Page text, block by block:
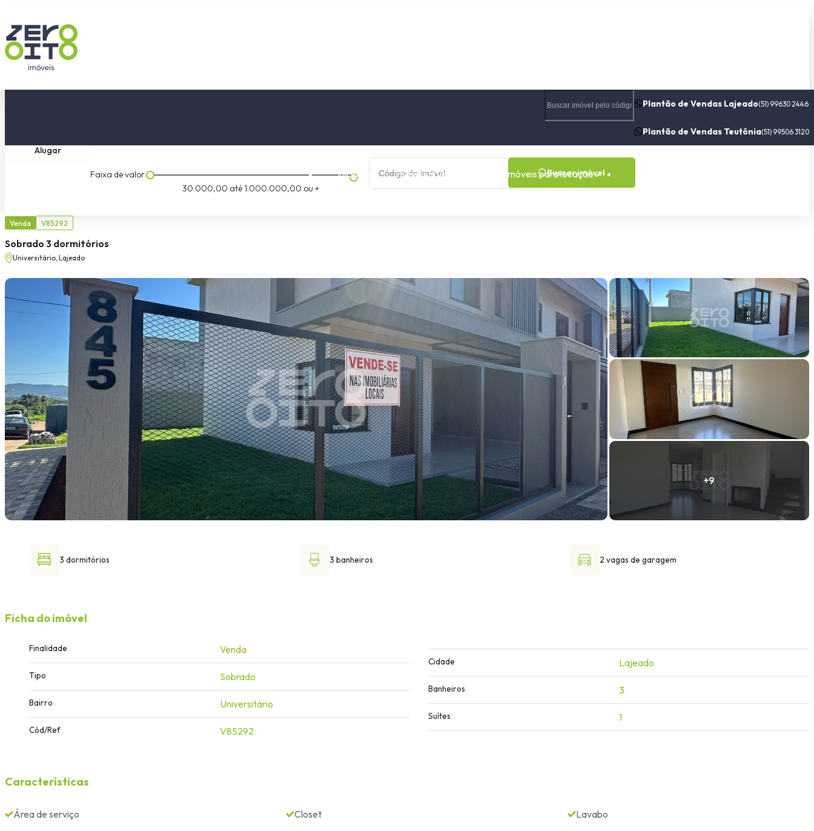
Plantão de Vendas Lajeado(51) 99630 2446
Plantão de Vendas Teutônia(51) 99506 3120
Início Imóveis a Venda Imóveis para locação
Alugar
Faixa de valor
30.000,00 até1.000.000,00 ou +
Buscar imóvel
Venda V85292
Sobrado 3 dormitórios
Universitário, Lajeado
3 dormitórios 3 banheiros 2 vagas de garagem
Ficha do imóvel
Finalidade Venda
Tipo Sobrado
Bairro Universitário
Cód/Ref V85292
Cidade Lajeado
Banheiros 3
Suítes 1
Características
Área de serviço
Closet
Lavabo